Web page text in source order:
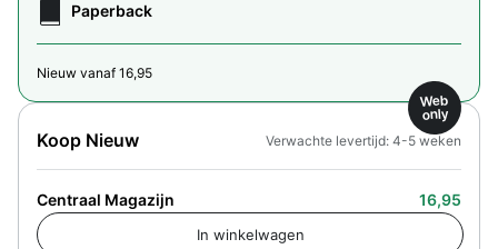
Paperback
Nieuw vanaf 16,95
Koop Nieuw
Web
only
Centraal Magazijn 16,95
Verwachte levertijd: 4-5 weken